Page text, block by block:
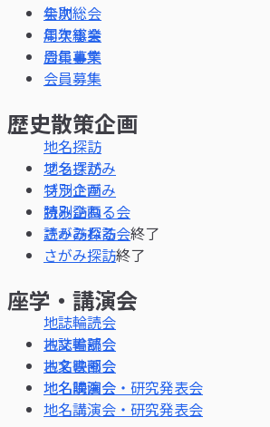
会則
年次総会
周年事業
会員募集
歴史散策企画
地名探訪
ブラさがみ
特別企画
読み訪ねる会終了
さがみ探訪終了
座学・講演会
地誌輪読会
古文書部会
地名映画会
地名講演会・研究発表会